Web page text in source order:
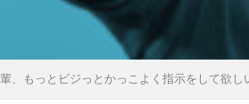
、もっとビジっとかっこよく指示をして欲し